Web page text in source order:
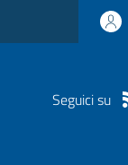
Seguici su